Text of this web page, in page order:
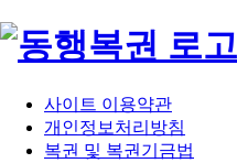
사이트 이용약관
개인정보처리방침
복권 및 복권기금법